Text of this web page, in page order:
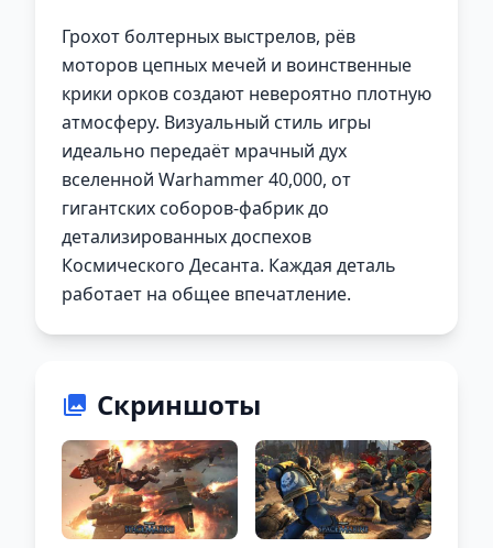
Грохот болтерных выстрелов, рёв
моторов цепных мечей и воинственные
крики орков создают невероятно плотную
атмосферу. Визуальный стиль игры
идеально передаёт мрачный дух
вселенной Warhammer 40,000, от
гигантских соборов-фабрик до
детализированных доспехов
Космического Десанта. Каждая деталь
работает на общее впечатление.
Скриншоты